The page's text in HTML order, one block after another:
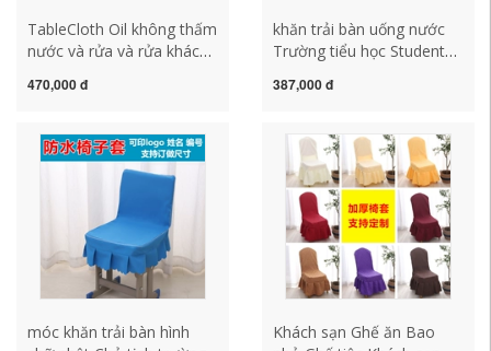
TableCloth Oil không thấm
nước và rửa và rửa khách
Circul khăn trải bàn dài
470,000 đ
khăn trải bàn uống nước
Trường tiểu học Student
Phân trường học dày khăn
trải bàn lớp học
387,000 đ
móc khăn trải bàn hình
Khách sạn Ghế ăn Bao